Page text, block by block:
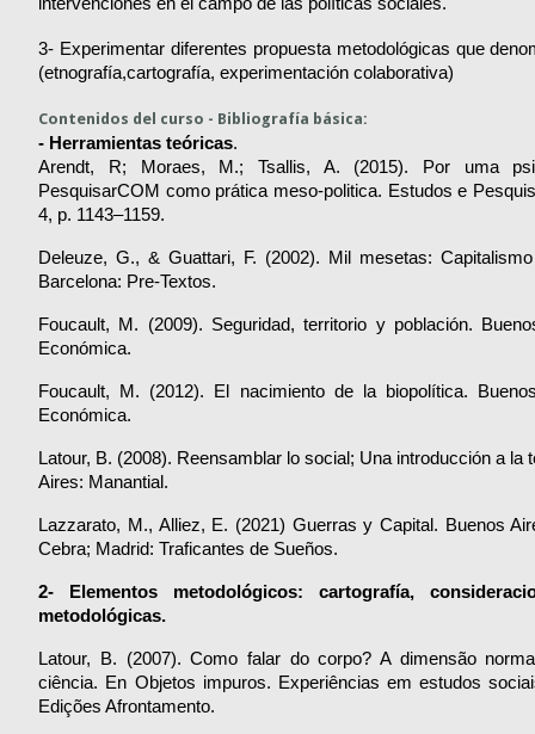
3- Experimentar diferentes propuesta metodológicas que
(etnografía,cartografía, experimentación colaborativa)
Contenidos del curso - Bibliografía básica:
- Herramientas teóricas.
Arendt, R; Moraes, M.; Tsallis, A. (2015). Por uma
PesquisarCOM como prática meso-politica. Estudos e
4, p. 1143–1159.
Deleuze, G., & Guattari, F. (2002). Mil mesetas:
Barcelona: Pre-Textos.
Foucault, M. (2009). Seguridad, territorio y población.
Económica.
Foucault, M. (2012). El nacimiento de la biopolítica.
Económica.
Latour, B. (2008). Reensamblar lo social; Una introducción a la
Aires: Manantial.
Lazzarato, M., Alliez, E. (2021) Guerras y Capital. Buenos
Cebra; Madrid: Traficantes de Sueños.
2- Elementos metodológicos: cartografía,
metodológicas.
Latour, B. (2007). Como falar do corpo? A dimensão
ciência. En Objetos impuros. Experiências em estudos
Edições Afrontamento.